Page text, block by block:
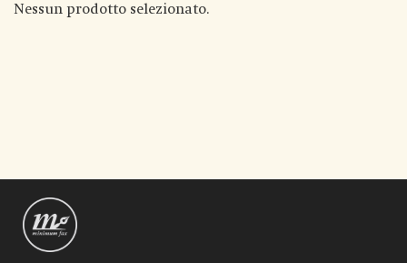
Nessun prodotto selezionato.